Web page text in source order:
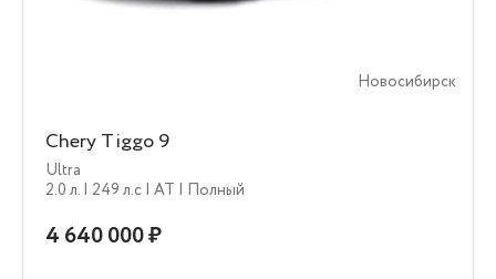
Новосибирск
Chery Tiggo 9
Ultra
2.0 л. | 249 л.c | AT | Полный
4 640 000 ₽